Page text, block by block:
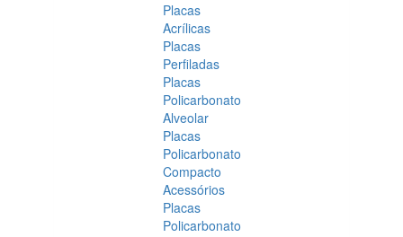
Placas
Acrílicas
Placas
Perfiladas
Placas
Policarbonato
Alveolar
Placas
Policarbonato
Compacto
Acessórios
Placas
Policarbonato